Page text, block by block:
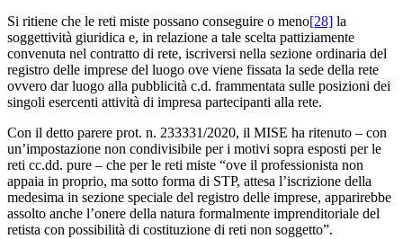
Si ritiene che le reti miste possano conseguire o meno[28] la
soggettività giuridica e, in relazione a tale scelta pattiziamente
convenuta nel contratto di rete, iscriversi nella sezione ordinaria del
registro delle imprese del luogo ove viene fissata la sede della rete
ovvero dar luogo alla pubblicità c.d. frammentata sulle posizioni dei
singoli esercenti attività di impresa partecipanti alla rete.
Con il detto parere prot. n. 233331/2020, il MISE ha ritenuto – con
un’impostazione non condivisibile per i motivi sopra esposti per le
reti cc.dd. pure – che per le reti miste “ove il professionista non
appaia in proprio, ma sotto forma di STP, attesa l’iscrizione della
medesima in sezione speciale del registro delle imprese, apparirebbe
assolto anche l’onere della natura formalmente imprenditoriale del
retista con possibilità di costituzione di reti non soggetto”.